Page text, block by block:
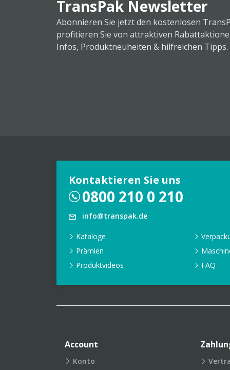
TransPak Newsletter
Abonnieren Sie jetzt den kostenlosen
profitieren Sie von attraktiven
Infos, Produktneuheiten & hilfreichen Tipps.
Kontaktieren Sie uns
0800 210 0 210
info@transpak.de
Kataloge
Prämien
Produktvideos
FAQ
Account
Konto